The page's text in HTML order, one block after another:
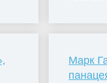
Марк